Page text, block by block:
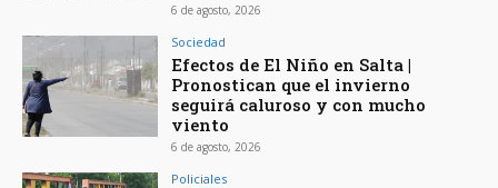
6 de agosto, 2026
Sociedad
Efectos de El Niño en Salta |
Pronostican que el invierno
seguirá caluroso y con mucho
viento
6 de agosto, 2026
Policiales